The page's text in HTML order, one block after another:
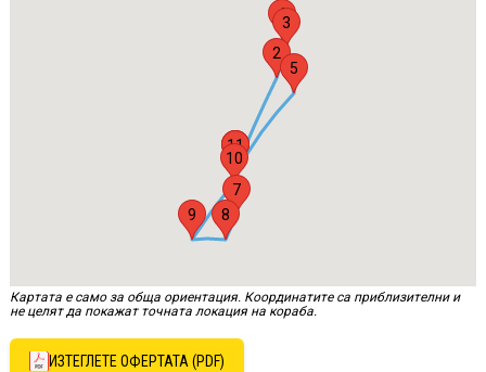
1
2
3
4
5
6
7
8
9
10
11
Картата е само за обща ориентация. Координатите са приблизителни и
не целят да покажат точната локация на кораба.
ИЗТЕГЛЕТЕ ОФЕРТАТА (PDF)